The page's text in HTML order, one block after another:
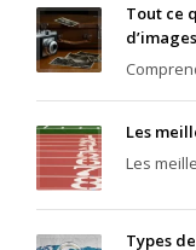
Tout ce
Les
Les
Types